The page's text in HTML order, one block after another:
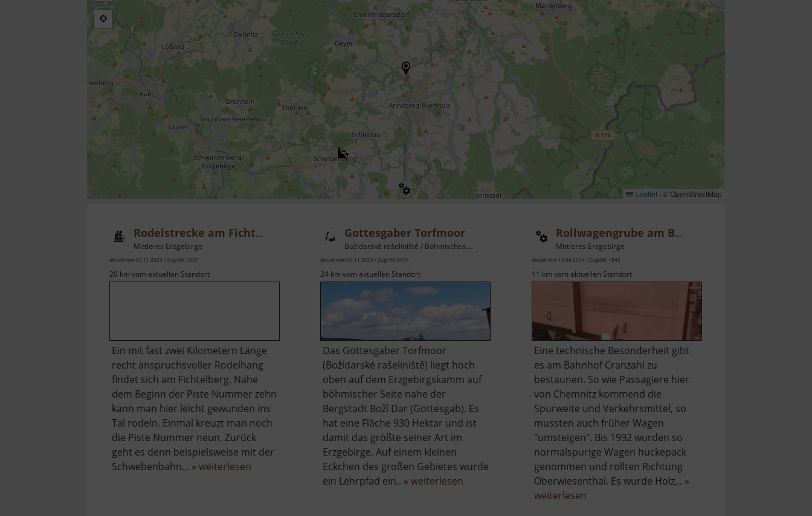
Leaflet | © OpenStreetMap
Rodelstrecke am Fichtelberg
Mittleres Erzgebirge
aktuell vom 05.11.2023 / Zugriffe: 2937
20 km vom aktuellen Standort
Ein mit fast zwei Kilometern Länge
recht anspruchsvoller Rodelhang
findet sich am Fichtelberg. Nahe
dem Beginn der Piste Nummer zehn
kann man hier leicht gewunden ins
Tal rodeln. Einmal kreuzt man noch
die Piste Nummer neun. Zurück
geht es denn beispielsweise mit der
Schwebenbahn... » weiterlesen
Gottesgaber Torfmoor
Božídarské rašeliniště / Böhmisches Erzgebirge
aktuell vom 05.11.2023 / Zugriffe: 5477
24 km vom aktuellen Standort
Das Gottesgaber Torfmoor
(Božídarské rašeliniště) liegt hoch
oben auf dem Erzgebirgskamm auf
böhmischer Seite nahe der
Bergstadt Boží Dar (Gottesgab). Es
hat eine Fläche 930 Hektar und ist
damit das größte seiner Art im
Erzgebirge. Auf einem kleinen
Eckchen des großen Gebietes wurde
ein Lehrpfad ein.. »weiterlesen
Rollwagengrube am Bahnhof Cranzahl
Mittleres Erzgebirge
aktuell vom 14.04.2024 / Zugriffe: 1840
11 km vom aktuellen Standort
Eine technische Besonderheit gibt
es am Bahnhof Cranzahl zu
bestaunen. So wie Passagiere hier
von Chemnitz kommend die
Spurweite und Verkehrsmittel, so
mussten auch früher Wagen
"umsteigen". Bis 1992 wurden so
normalspurige Wagen huckepack
genommen und rollten Richtung
Oberwiesenthal. Es wurde Holz,.. »
weiterlesenüber